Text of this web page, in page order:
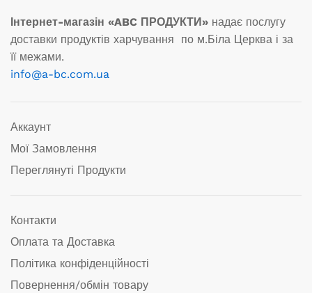
Інтернет-магазін «ABC ПРОДУКТИ» надає послугу
доставки продуктів харчування по м.Біла Церква і за
її межами.
info@a-bc.com.ua
Аккаунт
Мої Замовлення
Переглянуті Продукти
Контакти
Оплата та Доставка
Політика конфіденційності
Повернення/обмін товару